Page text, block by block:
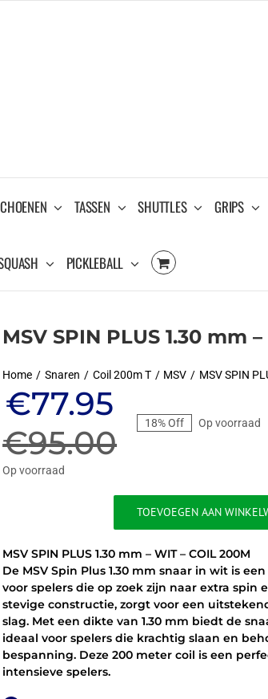
TASSEN SHUTTLES GRIPS
PICKLEBALL
MSV SPIN PLUS 1.30 mm
Home Snaren Coil 200m T MSV MSV SPIN
€95.00
prijs
was:
€95.00.
€77.95
Huidige
prijs
is:
€77.95.
18% Off Op voorraad
Op voorraad
PLUS
1.30
mm
-
WIT
-
COIL
200M
TOEVOEGEN AAN
MSV SPIN PLUS 1.30 mm – WIT – COIL 200M
De MSV Spin Plus 1.30 mm snaar in wit is
voor spelers die op zoek zijn naar extra
stevige constructie, zorgt voor een
slag. Met een dikte van 1.30 mm biedt de
ideaal voor spelers die krachtig slaan en
bespanning. Deze 200 meter coil is een
intensieve spelers.